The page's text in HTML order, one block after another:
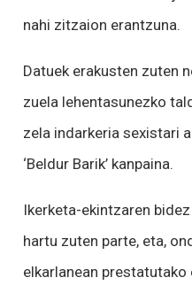
nahi zitzaion erantzuna.
Datuek erakusten zuten
zuela lehentasunezko
zela indarkeria sexistari
‘Beldur Barik’ kanpaina.
Ikerketa-ekintzaren
hartu zuten parte, eta,
elkarlanean prestatutako